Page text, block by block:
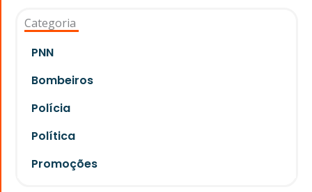
Categoria
PNN
Bombeiros
Polícia
Política
Promoções